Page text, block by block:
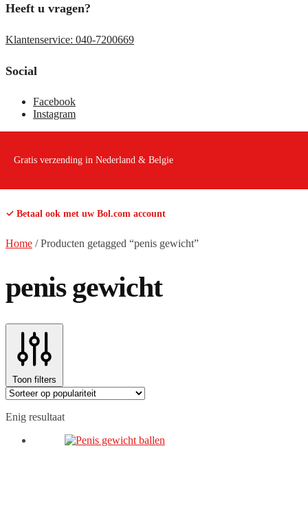
Heeft u vragen?
Klantenservice: 040-7200669
Social
Facebook
Instagram
Gratis verzending in Nederland & Belgie
✓ Betaal ook met uw Bol.com account
Home /Producten getagged “penis gewicht”
penis gewicht
Toon filters
Enig resultaat